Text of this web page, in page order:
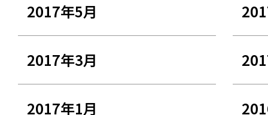
2017年5月
2017年3月
2017年1月